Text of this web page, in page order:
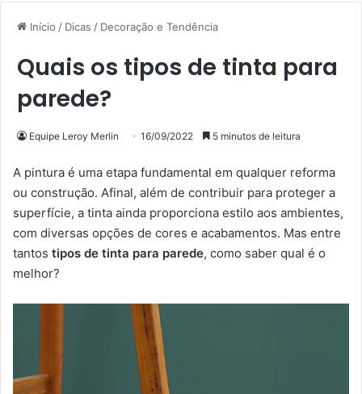
Início / Dicas / Decoração e Tendência
Quais os tipos de tinta para
parede?
Equipe Leroy Merlin 16/09/2022 5 minutos de leitura
A pintura é uma etapa fundamental em qualquer reforma
ou construção. Afinal, além de contribuir para proteger a
superfície, a tinta ainda proporciona estilo aos ambientes,
com diversas opções de cores e acabamentos. Mas entre
tantos tipos de tinta para parede, como saber qual é o
melhor?